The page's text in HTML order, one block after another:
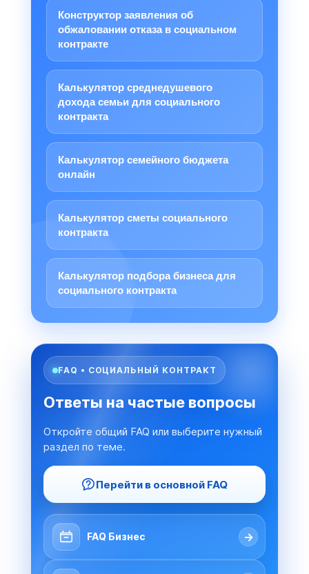
Конструктор заявления об
обжаловании отказа в социальном
контракте
Калькулятор среднедушевого
дохода семьи для социального
контракта
Калькулятор семейного бюджета
онлайн
Калькулятор сметы социального
контракта
Калькулятор подбора бизнеса для
социального контракта
FAQ • СОЦИАЛЬНЫЙ КОНТРАКТ
Ответы на частые вопросы
Откройте общий FAQ или выберите нужный
раздел по теме.
Перейти в основной FAQ
FAQ Бизнес →